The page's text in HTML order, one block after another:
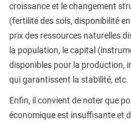
croissance et le changement
(fertilité des sols, disponibilité
prix des ressources naturelles
la population, le capital
disponibles pour la production,
qui garantissent la stabilité, etc.
Enfin, il convient de noter que
économique est insuffisante et